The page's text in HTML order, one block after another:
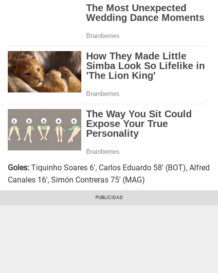
Goles: Tiquinho Soares 6', Carlos Eduardo 58' (BOT), Alfred
Canales 16', Simón Contreras 75' (MAG)